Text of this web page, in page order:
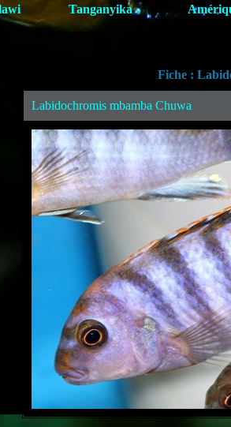
Tanganyika
Fiche :
Labidochromis mbamba Chuwa